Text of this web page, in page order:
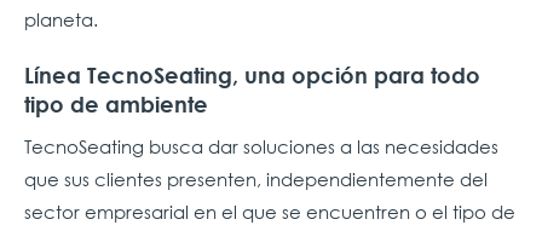
planeta.
Línea TecnoSeating, una opción para todo
tipo de ambiente
TecnoSeating busca dar soluciones a las necesidades
que sus clientes presenten, independientemente del
sector empresarial en el que se encuentren o el tipo de